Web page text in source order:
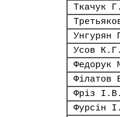
Ткачук
Унгурян
Усов К.Г.
Федорук
Філатов
Фріз І.В.
Фурсін